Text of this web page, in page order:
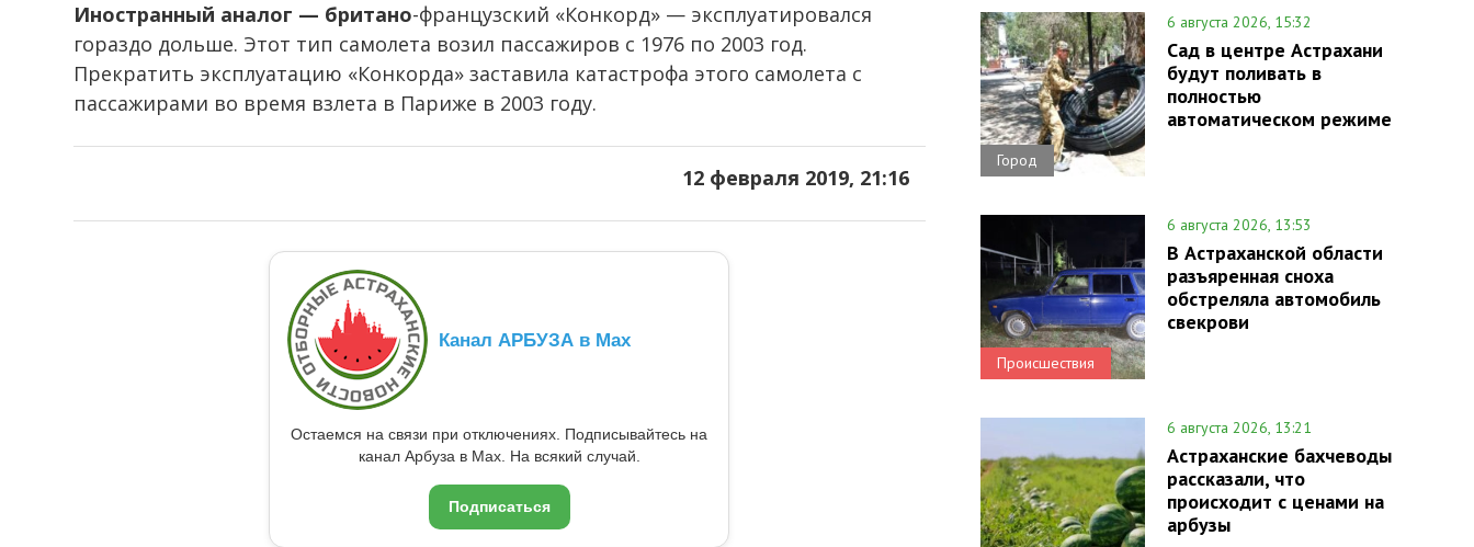
Иностранный аналог — британо-французский «Конкорд» — эксплуатировался
гораздо дольше. Этот тип самолета возил пассажиров с 1976 по 2003 год.
Прекратить эксплуатацию «Конкорда» заставила катастрофа этого самолета с
пассажирами во время взлета в Париже в 2003 году.
12 февраля 2019, 21:16
Канал АРБУЗА в Max
Остаемся на связи при отключениях. Подписывайтесь на
канал Арбуза в Max. На всякий случай.
Подписаться
Город
6 августа 2026, 15:32
Сад в центре Астрахани
будут поливать в
полностью
автоматическом режиме
Происшествия
6 августа 2026, 13:53
В Астраханской области
разъяренная сноха
обстреляла автомобиль
свекрови
6 августа 2026, 13:21
Астраханские бахчеводы
рассказали, что
происходит с ценами на
арбузы